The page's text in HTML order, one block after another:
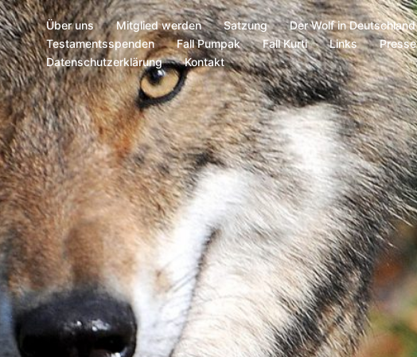
Über uns Mitglied werden Satzung Der Wolf in Deutschland
Testamentsspenden
Fall Pumpak Fall Kurti Links Presse
Datenschutzerklärung
Kontakt